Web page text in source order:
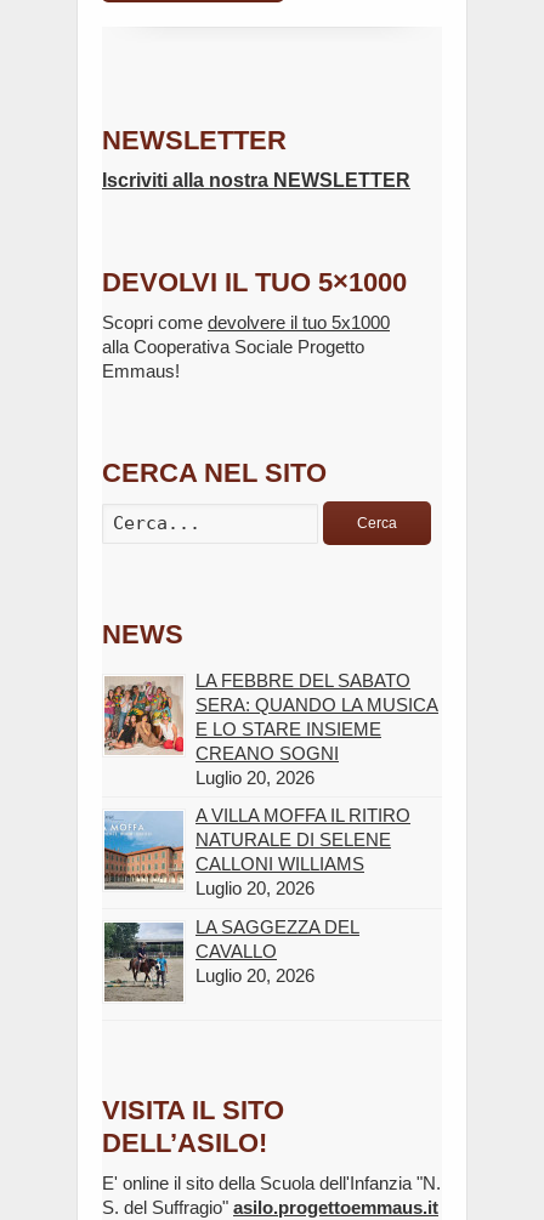
NEWSLETTER
Iscriviti alla nostra NEWSLETTER
DEVOLVI IL TUO 5×1000
Scopri come devolvere il tuo 5x1000
alla Cooperativa Sociale Progetto
Emmaus!
CERCA NEL SITO
Cerca
NEWS
LA FEBBRE DEL SABATO
SERA: QUANDO LA MUSICA
E LO STARE INSIEME
CREANO SOGNI
Luglio 20, 2026
A VILLA MOFFA IL RITIRO
NATURALE DI SELENE
CALLONI WILLIAMS
Luglio 20, 2026
LA SAGGEZZA DEL
CAVALLO
Luglio 20, 2026
VISITA IL SITO
DELL’ASILO!
E' online il sito della Scuola dell'Infanzia "N.
S. del Suffragio" asilo.progettoemmaus.it